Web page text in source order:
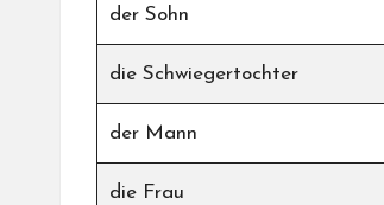
der Sohn
die Schwiegertochter
der Mann
die Frau